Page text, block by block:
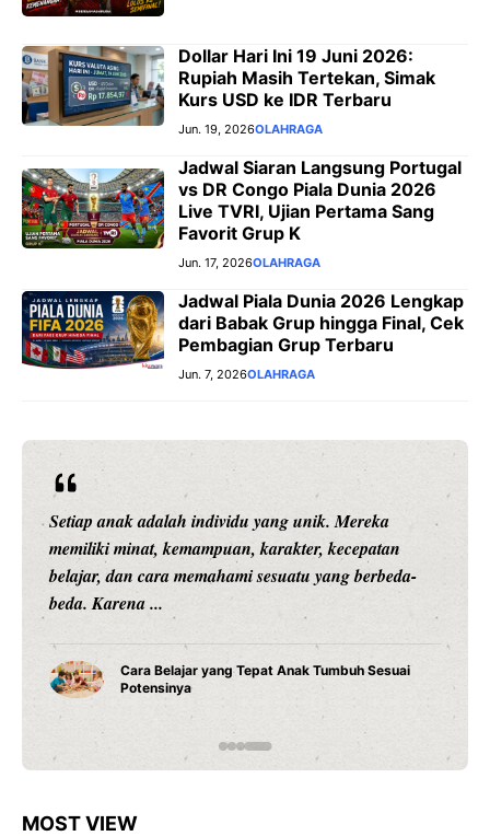
Dollar Hari Ini 19 Juni 2026:
Rupiah Masih Tertekan, Simak
Kurs USD ke IDR Terbaru
Jun. 19, 2026OLAHRAGA
Jadwal Siaran Langsung Portugal
vs DR Congo Piala Dunia 2026
Live TVRI, Ujian Pertama Sang
Favorit Grup K
Jun. 17, 2026OLAHRAGA
Jadwal Piala Dunia 2026 Lengkap
dari Babak Grup hingga Final, Cek
Pembagian Grup Terbaru
Jun. 7, 2026OLAHRAGA
Rekor Pertemuan Indonesia vs Singapura: Garuda
Lebih Unggul, tetapi The Lions Tak Pernah Mudah
Dikalahkan JAKARTA – Pertandingan Indonesia vs
...
Rekor Indonesia vs Singapura: Garuda Lebih
Dominan Jelang ASEAN Hyundai Cup 2026
MOST VIEW